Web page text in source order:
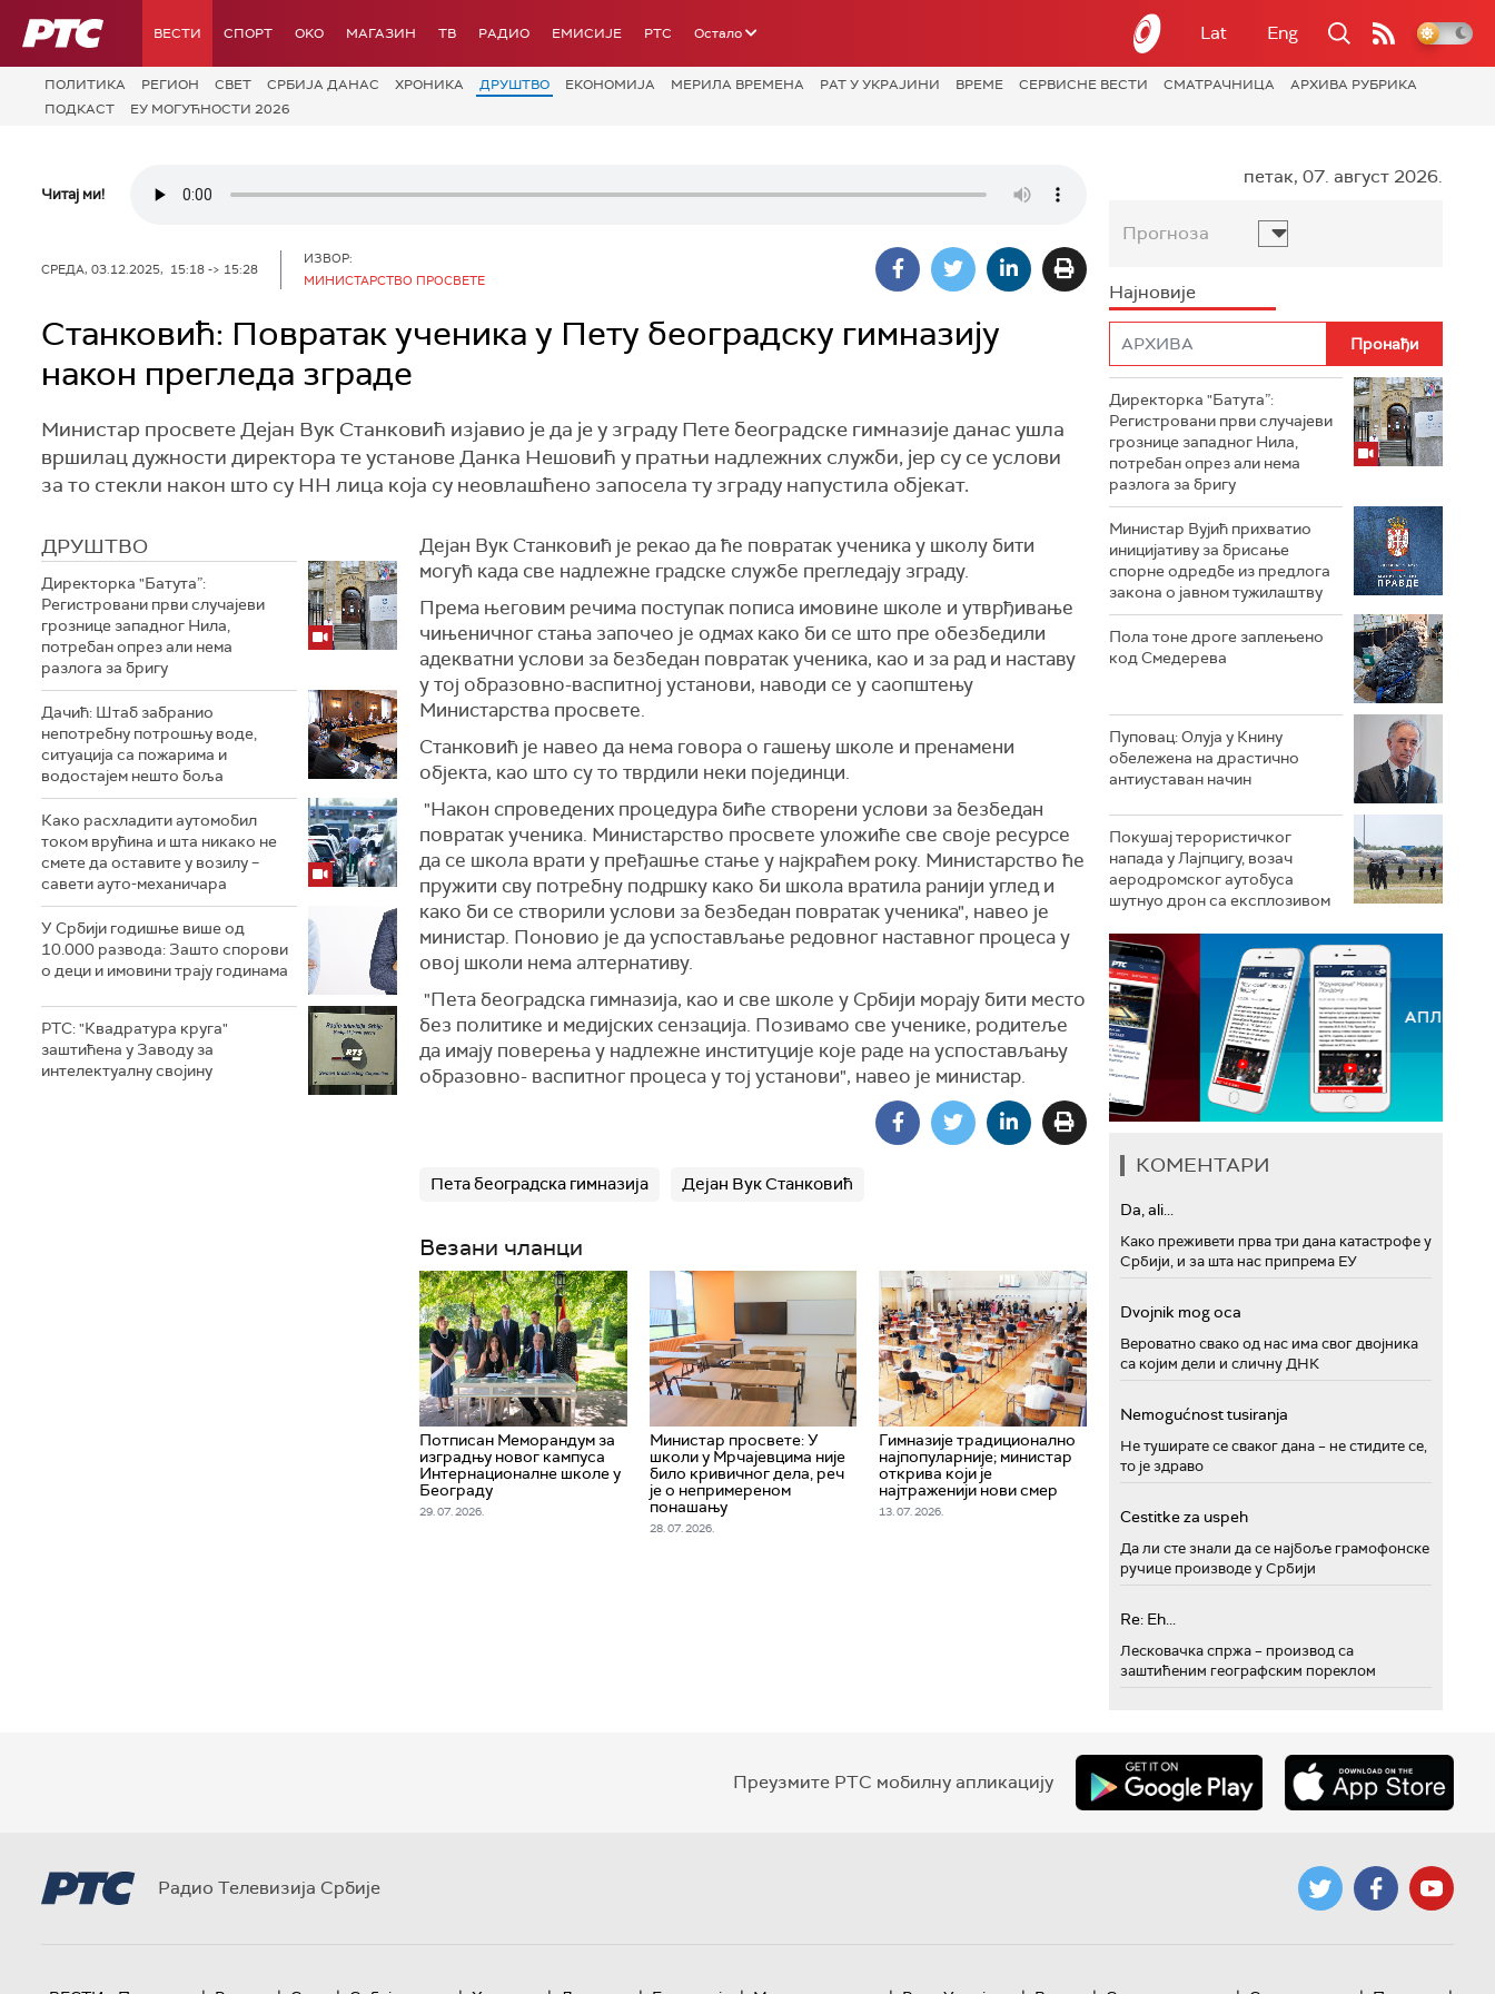
РТС ВЕСТИ СПОРТ OKO МАГАЗИН ТВ РАДИО ЕМИСИЈЕ РТС Остало Lat Eng
ПОЛИТИКА РЕГИОН СВЕТ СРБИЈА ДАНАС ХРОНИКА ДРУШТВО ЕКОНОМИЈА МЕРИЛА ВРЕМЕНА РАТ У УКРАЈИНИ ВРЕМЕ СЕРВИСНЕ ВЕСТИ СМАТРАЧНИЦА
АРХИВА РУБРИКА
ПОДКАСТ
ЕУ МОГУЋНОСТИ 2026
Читај ми!
СРЕДА, 03.12.2025, 15:18 -> 15:28
ИЗВОР:
МИНИСТАРСТВО ПРОСВЕТЕ
Станковић: Повратак ученика у Пету београдску гимназију
након прегледа зграде
Министар просвете Дејан Вук Станковић изјавио је да је у зграду Пете београдске гимназије данас ушла
вршилац дужности директора те установе Данка Нешовић у пратњи надлежних служби, јер су се услови
за то стекли након што су НН лица која су неовлашћено запосела ту зграду напустила објекат.
ДРУШТВО
Директорка "Батута”:
Регистровани први случајеви
грознице западног Нила,
потребан опрез али нема
разлога за бригу
Дачић: Штаб забранио
непотребну потрошњу воде,
ситуација са пожарима и
водостајем нешто боља
Како расхладити аутомобил
током врућина и шта никако не
смете да оставите у возилу –
савети ауто-механичара
У Србији годишње више од
10.000 развода: Зашто спорови
о деци и имовини трају годинама
РТС: "Квадратура круга"
заштићена у Заводу за
интелектуалну својину
Дејан Вук Станковић је рекао да ће повратак ученика у школу бити
могућ када све надлежне градске службе прегледају зграду.
Према његовим речима поступак пописа имовине школе и утврђивање
чињеничног стања започео је одмах како би се што пре обезбедили
адекватни услови за безбедан повратак ученика, као и за рад и наставу
у тој образовно-васпитној установи, наводи се у саопштењу
Министарства просвете.
Станковић је навео да нема говора о гашењу школе и пренамени
објекта, као што су то тврдили неки појединци.
"Након спроведених процедура биће створени услови за безбедан
повратак ученика. Министарство просвете уложиће све своје ресурсе
да се школа врати у пређашње стање у најкраћем року. Министарство ће
пружити сву потребну подршку како би школа вратила ранији углед и
како би се створили услови за безбедан повратак ученика", навео је
министар. Поновио је да успостављање редовног наставног процеса у
овој школи нема алтернативу.
"Пета београдска гимназија, као и све школе у Србији морају бити место
без политике и медијских сензација. Позивамо све ученике, родитеље
да имају поверења у надлежне институције које раде на успостављању
образовно- васпитног процеса у тој установи", навео је министар.
Пета београдска гимназија Дејан Вук Станковић
Везани чланци
Потписан Меморандум за
изградњу новог кампуса
Интернационалне школе у
Београду
29. 07. 2026.
Министар просвете: У
школи у Мрчајевцима није
било кривичног дела, реч
је о непримереном
понашању
28. 07. 2026.
Гимназије традиционално
најпопуларније; министар
открива који је
најтраженији нови смер
13. 07. 2026.
петак, 07. август 2026.
Прогноза
Најновије
Директорка "Батута”:
Регистровани први случајеви
грознице западног Нила,
потребан опрез али нема
разлога за бригу
Министар Вујић прихватио
иницијативу за брисање
спорне одредбе из предлога
закона o јавном тужилаштву
Пола тоне дроге заплењено
код Смедерева
Пуповац: Олуја у Книну
обележена на драстично
антиуставан начин
Покушај терористичког
напада у Лајпцигу, возач
аеродромског аутобуса
шутнуо дрон са експлозивом
КОМЕНТАРИ
Da, ali...
Како преживети прва три дана катастрофе у
Србији, и за шта нас припрема ЕУ
Dvojnik mog oca
Вероватно свако од нас има свог двојника
са којим дели и сличну ДНК
Nemogućnost tusiranja
Не туширате се сваког дана – не стидите се,
то је здраво
Cestitke za uspeh
Да ли сте знали да се најбоље грамофонске
ручице производе у Србији
Re: Eh...
Лесковачка спржа – производ са
заштићеним географским пореклом
Преузмите РТС мобилну апликацију
Радио Телевизија Србије